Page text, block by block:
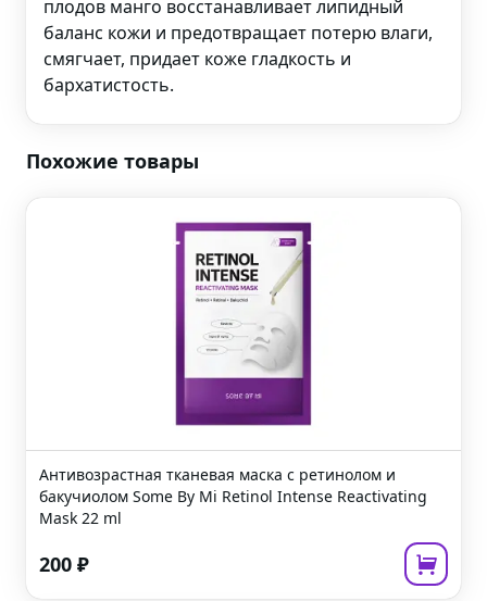
плодов манго восстанавливает липидный
баланс кожи и предотвращает потерю влаги,
смягчает, придает коже гладкость и
бархатистость.
Похожие товары
Антивозрастная тканевая маска с ретинолом и
бакучиолом Some By Mi Retinol Intense Reactivating
Mask 22 ml
200 ₽